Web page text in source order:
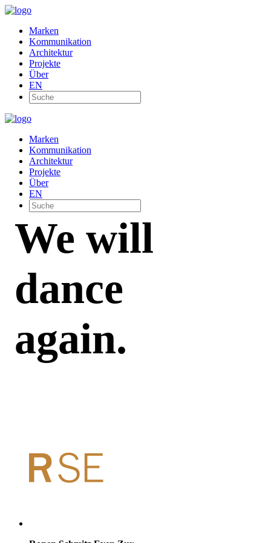
Marken
Kommunikation
Architektur
Projekte
Über
EN
Marken
Kommunikation
Architektur
Projekte
Über
EN
We will
dance
again.